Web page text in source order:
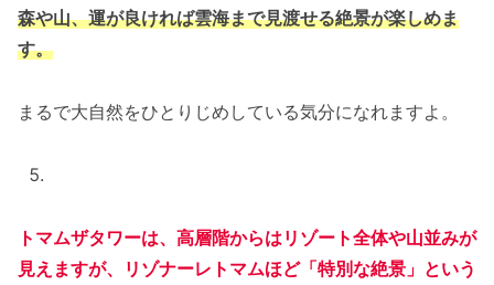
森や山、運が良ければ雲海まで見渡せる絶景が楽しめま
す。
まるで大自然をひとりじめしている気分になれますよ。
トマムザタワーは、高層階からはリゾート全体や山並みが
見えますが、リゾナーレトマムほど「特別な絶景」という